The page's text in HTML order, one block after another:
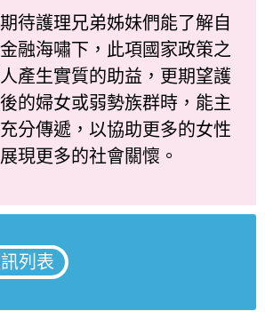
護理兄弟姊妹們能了解自
融海嘯下，此項國家政策之
產生實質的助益，更期望護
的婦女或弱勢族群時，能主
分傳遞，以協助更多的女性
現更多的社會關懷。
列表